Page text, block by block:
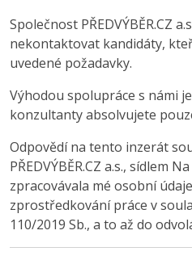
Společnost PŘEDVÝBĚR.CZ
nekontaktovat kandidáty,
uvedené požadavky.
Výhodou spolupráce s námi
konzultanty absolvujete
Odpovědí na tento inzerát
PŘEDVÝBĚR.CZ a.s., sídlem
zpracovávala mé osobní
zprostředkování práce v
110/2019 Sb., a to až do